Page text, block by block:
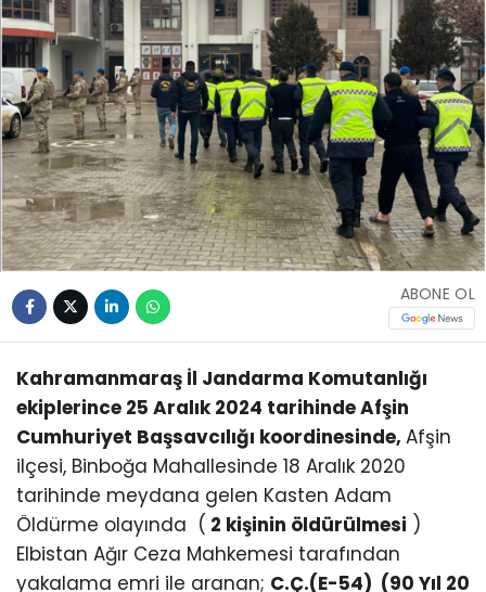
ABONE OL
Kahramanmaraş İl Jandarma Komutanlığı
ekiplerince 25 Aralık 2024 tarihinde Afşin
Cumhuriyet Başsavcılığı koordinesinde, Afşin
ilçesi, Binboğa Mahallesinde 18 Aralık 2020
tarihinde meydana gelen Kasten Adam
Öldürme olayında ( 2 kişinin öldürülmesi )
Elbistan Ağır Ceza Mahkemesi tarafından
yakalama emri ile aranan; C.Ç.(E-54) (90 Yıl 20